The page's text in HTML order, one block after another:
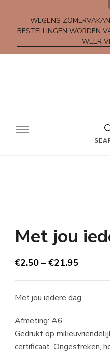
WEGENS
BESTELLINGEN WORDEN
WEER
Met jou
€2.50 – €21.95
Met jou iedere dag..
Afmeting: A6
Gedrukt op
certificaat. Ongestreken,